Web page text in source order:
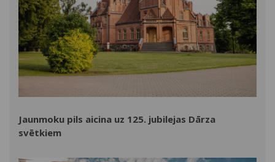
Jaunmoku pils aicina uz 125. jubilejas Dārza
svētkiem